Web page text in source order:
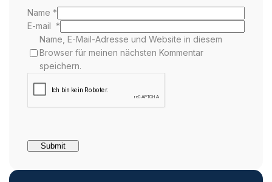
Name *
E-mail *
Name, E-Mail-Adresse und Website in diesem
Browser für meinen nächsten Kommentar
speichern.